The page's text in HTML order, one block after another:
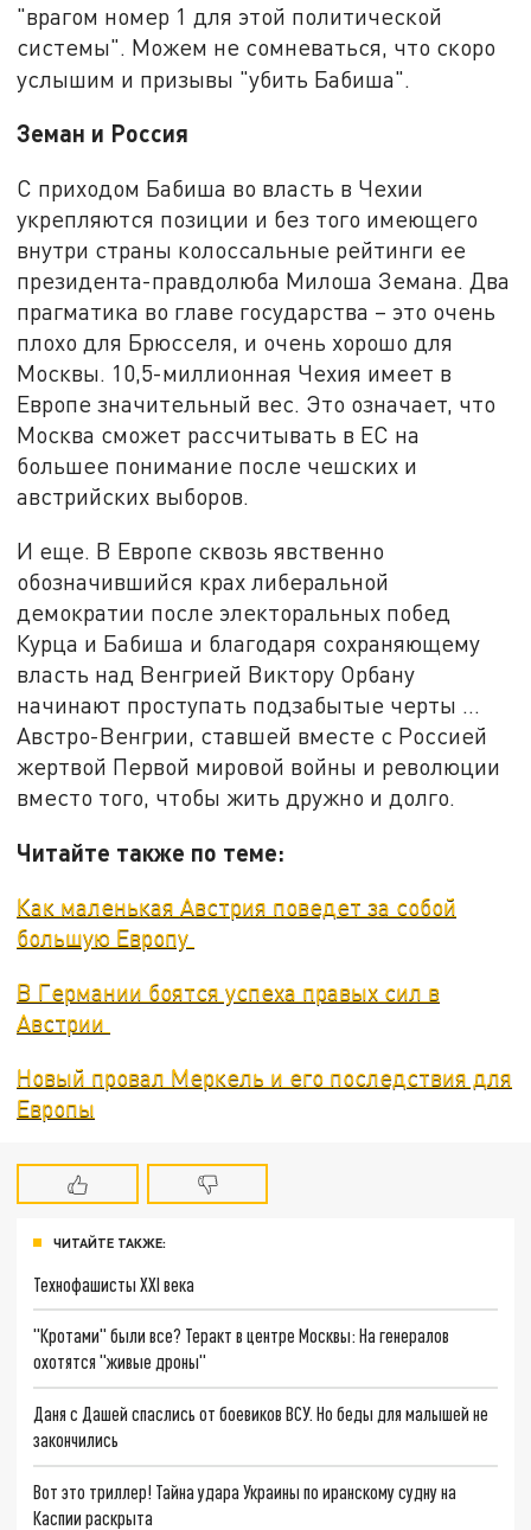
"врагом номер 1 для этой политической
системы". Можем не сомневаться, что скоро
услышим и призывы "убить Бабиша".
Земан и Россия
С приходом Бабиша во власть в Чехии
укрепляются позиции и без того имеющего
внутри страны колоссальные рейтинги ее
президента-правдолюба Милоша Земана. Два
прагматика во главе государства – это очень
плохо для Брюсселя, и очень хорошо для
Москвы. 10,5-миллионная Чехия имеет в
Европе значительный вес. Это означает, что
Москва сможет рассчитывать в ЕС на
большее понимание после чешских и
австрийских выборов.
И еще. В Европе сквозь явственно
обозначившийся крах либеральной
демократии после электоральных побед
Курца и Бабиша и благодаря сохраняющему
власть над Венгрией Виктору Орбану
начинают проступать подзабытые черты …
Австро-Венгрии, ставшей вместе с Россией
жертвой Первой мировой войны и революции
вместо того, чтобы жить дружно и долго.
Читайте также по теме:
Как маленькая Австрия поведет за собой
большую Европу
В Германии боятся успеха правых сил в
Австрии
Новый провал Меркель и его последствия для
Европы
ЧИТАЙТЕ ТАКЖЕ:
Технофашисты XXI века
"Кротами" были все? Теракт в центре Москвы: На генералов
охотятся "живые дроны"
Даня с Дашей спаслись от боевиков ВСУ. Но беды для малышей не
закончились
Вот это триллер! Тайна удара Украины по иранскому судну на
Каспии раскрыта